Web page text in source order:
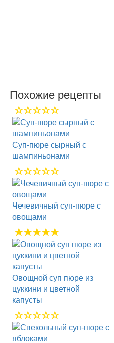
Похожие рецепты
Суп-пюре сырный с
шампиньонами
Чечевичный суп-пюре с
овощами
Овощной суп пюре из
цуккини и цветной
капусты